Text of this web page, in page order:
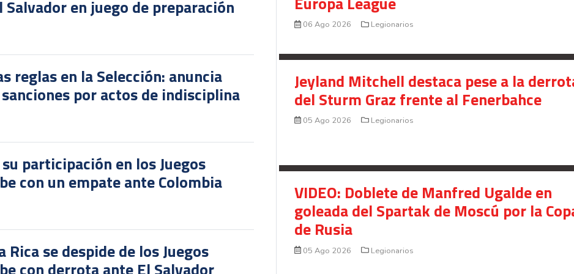
en juego de preparación
reglas en la Selección: anuncia
por actos de indisciplina
participación en los Juegos
con un empate ante Colombia
Rica se despide de los Juegos
06 Ago 2026 Legionarios
Jeyland Mitchell destaca pese a la
del Sturm Graz frente al Fenerbahce
05 Ago 2026 Legionarios
VIDEO: Doblete de Manfred Ugalde en
goleada del Spartak de Moscú por la
de Rusia
05 Ago 2026 Legionarios